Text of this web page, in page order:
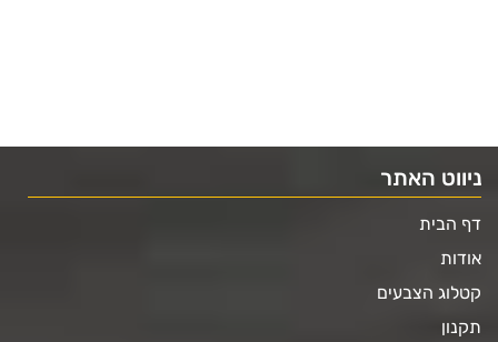
ניווט האתר
דף הבית
אודות
קטלוג הצבעים
תקנון